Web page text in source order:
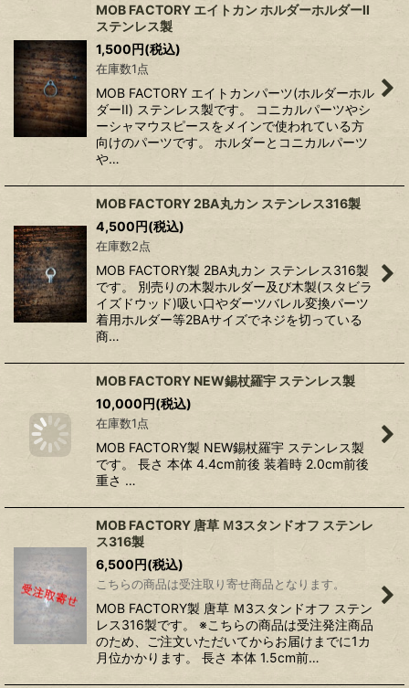
MOB FACTORY エイトカン ホルダーホルダーII
ステンレス製
1,500円(税込)
在庫数1点
MOB FACTORY エイトカンパーツ(ホルダーホル
ダーII) ステンレス製です。 コニカルパーツやシ
ーシャマウスピースをメインで使われている方
向けのパーツです。 ホルダーとコニカルパーツ
や…
MOB FACTORY 2BA丸カン ステンレス316製
4,500円(税込)
在庫数2点
MOB FACTORY製 2BA丸カン ステンレス316製
です。 別売りの木製ホルダー及び木製(スタビラ
イズドウッド)吸い口やダーツバレル変換パーツ
着用ホルダー等2BAサイズでネジを切っている
商…
MOB FACTORY NEW錫杖羅宇 ステンレス製
10,000円(税込)
在庫数1点
MOB FACTORY製 NEW錫杖羅宇 ステンレス製
です。 長さ 本体 4.4cm前後 装着時 2.0cm前後
重さ …
MOB FACTORY 唐草 Ｍ3スタンドオフ ステンレ
ス316製
6,500円(税込)
こちらの商品は受注取り寄せ商品となります。
MOB FACTORY製 唐草 Ｍ3スタンドオフ ステン
レス316製です。 ※こちらの商品は受注発注商品
のため、ご注文いただいてからお届けまでに1カ
月位かかります。 長さ 本体 1.5cm前…